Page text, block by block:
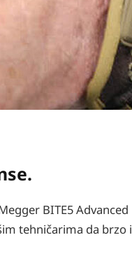
BITE5 Advanced
tehničarima da brzo i